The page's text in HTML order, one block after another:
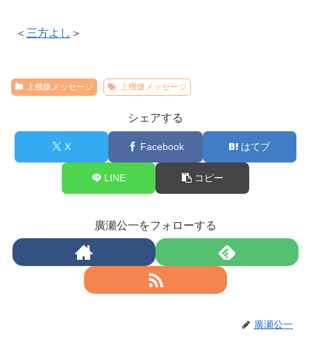
＜ 三方よし ＞
上機嫌メッセージ 上機嫌メッセージ
シェアする
X Facebook はてブ
LINE コピー
廣瀬公一をフォローする
廣瀬公一